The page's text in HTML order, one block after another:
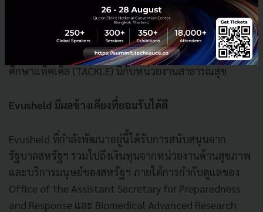
สำหรับการรักษาผู้ป่วยนอกในการใช้ Evusheld ฉีดเข้า
กล้ามเนื้อหนึ่งโดสที่ 600 มิลลิกรัม โดยมีผลข้างเคียงที่
ยอมรับได้ดี แอสตร้าเซนเนก้ากำลังหารือเกี่ยวกับข้อมูล
การรักษา COVID-19 ระดับเล็กน้อยถึงปานกลางจากการ
ศึกษาแท็คเคิล (TACKLE) นี้กับหน่วยงานสาธารณสุข
Evusheld มีผลข้างเคียงที่ยอมรับได้ดี
Evusheld ที่กำลังพัฒนาอยู่นี้ได้รับการสนับสนุนจาก
รัฐบาลสหรัฐฯ รวมไปถึงเงินทุนจากหน่วยงานด้านสุขภาพ
และบริการมนุษย์ของสหรัฐฯ ภายใต้การกำกับดูแลของ
Office of the Assistant Secretary for Preparedness
and Response และ Biomedical Advanced Research